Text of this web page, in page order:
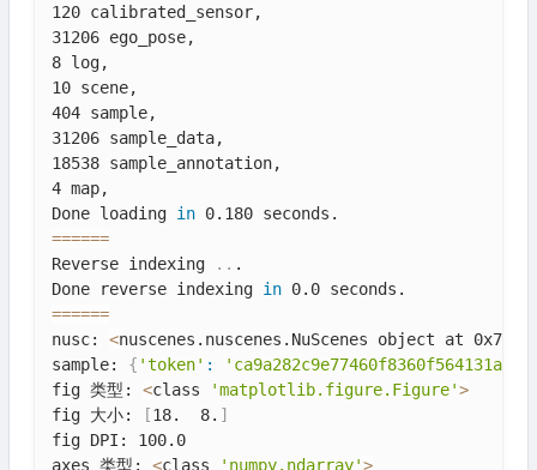
120 calibrated_sensor,
31206 ego_pose,
8 log,
10 scene,
404 sample,
31206 sample_data,
18538 sample_annotation,
4 map,
Done loading in
======
Reverse indexing
.. .
Done reverse indexing in
======
nusc: <nuscenes.nuscenes.NuScenes object at
sample: { 'token' :
fig 类型: <class 'matplotlib.figure.Figure'>
fig 大小:
[18.  8. ]
fig DPI: 100.0
axes 类型: <class 'numpy.ndarray'>